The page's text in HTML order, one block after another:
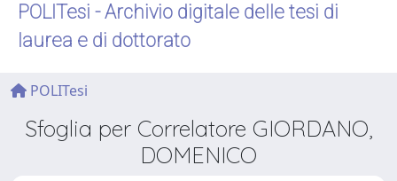
POLITesi - Archivio digitale delle tesi di
laurea e di dottorato
POLITesi
Sfoglia per Correlatore GIORDANO,
DOMENICO